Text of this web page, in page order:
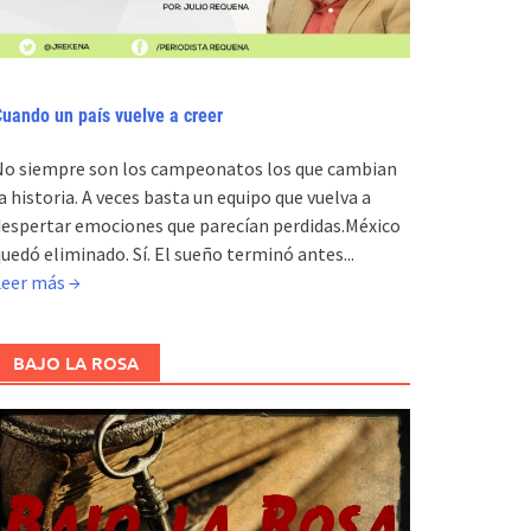
un país vuelve a creer
siempre son los campeonatos los que cambian
historia. A veces basta un equipo que vuelva a
emociones que parecían perdidas.México
eliminado. Sí. El sueño terminó antes...
más →
BAJO LA ROSA